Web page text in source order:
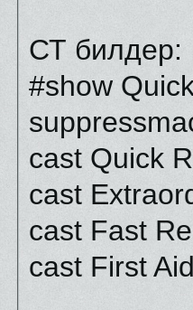
СТ билдер:
#show
cast Quick
cast
cast Fast
cast First